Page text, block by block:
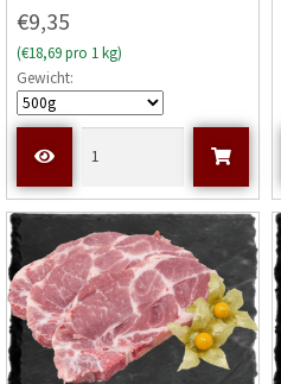
e
r
t
e
t
t
0
v
o
n
5
€9,35
(€18,69 pro 1 kg)
Gewicht: